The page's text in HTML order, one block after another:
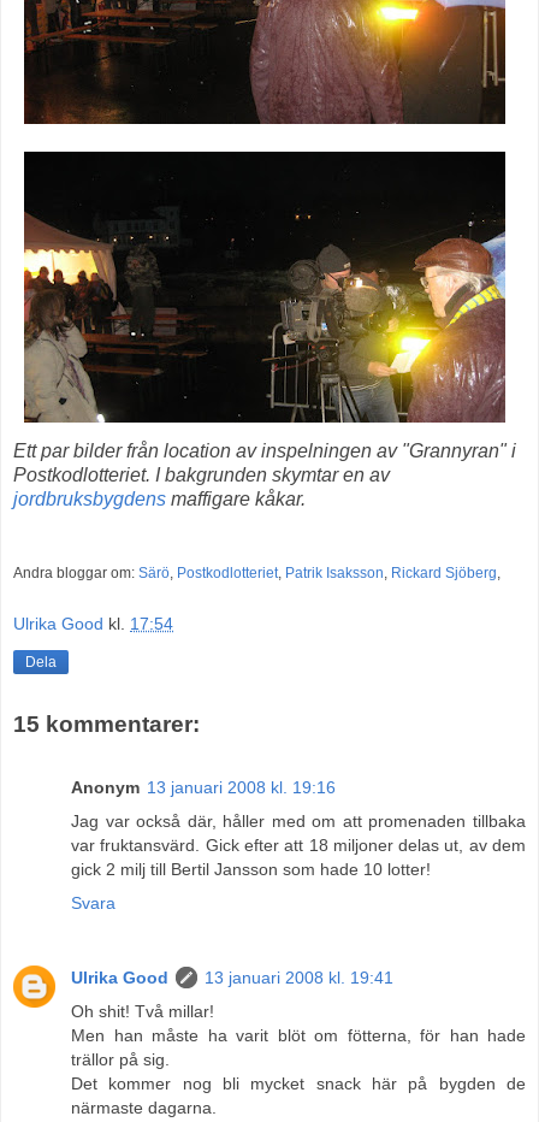
Ett par bilder från location av inspelningen av "Grannyran" i
Postkodlotteriet. I bakgrunden skymtar en av
jordbruksbygdens maffigare kåkar.
Andra bloggar om: Särö, Postkodlotteriet, Patrik Isaksson, Rickard Sjöberg,
Ulrika Good kl. 17:54
Dela
15 kommentarer:
Anonym 13 januari 2008 kl. 19:16
Jag var också där, håller med om att promenaden tillbaka
var fruktansvärd. Gick efter att 18 miljoner delas ut, av dem
gick 2 milj till Bertil Jansson som hade 10 lotter!
Svara
Ulrika Good
13 januari 2008 kl. 19:41
Oh shit! Två millar!
Men han måste ha varit blöt om fötterna, för han hade
trällor på sig.
Det kommer nog bli mycket snack här på bygden de
närmaste dagarna.